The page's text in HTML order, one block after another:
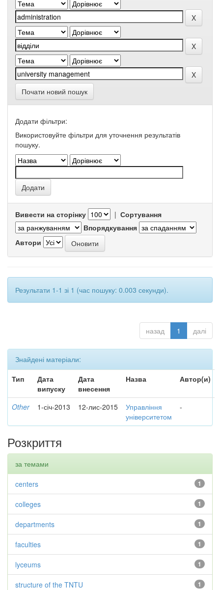
Почати новий пошук
Додати фільтри:
Використовуйте фільтри для уточнення результатів
пошуку.
Вивести на сторінку | Сортування
Впорядкування
Автори
Результати 1-1 зі 1 (час пошуку: 0.003 секунди).
назад 1 далі
Знайдені матеріали:
Тип
Дата
випуску
Дата
внесення
Назва Автор(и)
Other 1-січ-2013 12-лис-2015
Управління
університетом
-
Розкриття
за темами
1
centers
1
colleges
1
departments
1
faculties
1
lyceums
1
structure of the TNTU